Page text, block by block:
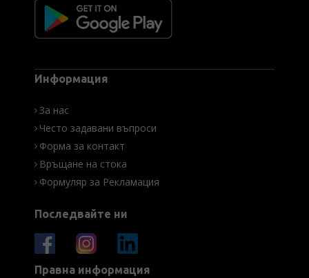
Информация
За нас
Често задавани въпроси
Форма за контакт
Връщане на стока
Формуляр за Рекламация
Последвайте ни
Правна информация